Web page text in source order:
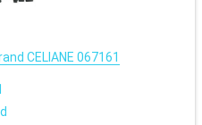
CELIANE 067161